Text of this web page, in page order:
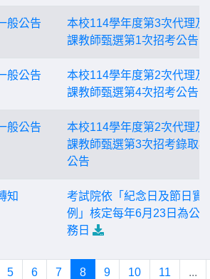
般公告
本校114學年度第3次代理及
課教師甄選第1次招考公告
般公告
本校114學年度第2次代理及
課教師甄選第4次招考公告
般公告
本校114學年度第2次代理及
課教師甄選第3次招考錄取
公告
知
考試院依「紀念日及節日實
例」核定每年6月23日為公
務日
5 6 7 8 9 10 11 ...